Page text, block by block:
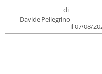
di
Davide Pellegrino
il 07/08/